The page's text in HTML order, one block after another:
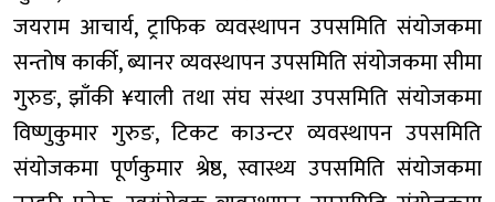
जयराम आचार्य, ट्राफिक व्यवस्थापन उपसमिति संयोजकमा
सन्तोष कार्की, ब्यानर व्यवस्थापन उपसमिति संयोजकमा सीमा
गुरुङ, झाँकी ¥याली तथा संघ संस्था उपसमिति संयोजकमा
विष्णुकुमार गुरुङ, टिकट काउन्टर व्यवस्थापन उपसमिति
संयोजकमा पूर्णकुमार श्रेष्ठ, स्वास्थ्य उपसमिति संयोजकमा